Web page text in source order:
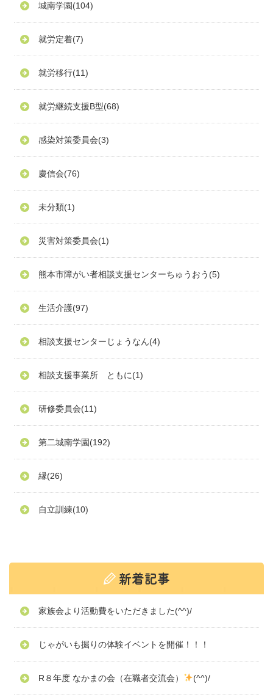
城南学園(104)
就労定着(7)
就労移行(11)
就労継続支援B型(68)
感染対策委員会(3)
慶信会(76)
未分類(1)
災害対策委員会(1)
熊本市障がい者相談支援センターちゅうおう (5)
生活介護(97)
相談支援センターじょうなん(4)
相談支援事業所 ともに(1)
研修委員会(11)
第二城南学園(192)
縁(26)
自立訓練(10)
家族会より活動費をいただきました(^^)/
じゃがいも掘りの体験イベントを開催！！！
R８年度 なかまの会（在職者交流会） (^^)/